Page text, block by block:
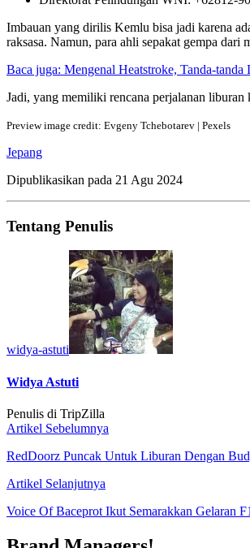
Imbauan yang dirilis Kemlu bisa jadi karena
raksasa. Namun, para ahli sepakat gempa dari
Baca juga: Mengenal Heatstroke, Tanda-tanda
Jadi, yang memiliki rencana perjalanan liburan
Preview image credit: Evgeny Tchebotarev | Pexels
Jepang
Dipublikasikan pada 21 Agu 2024
Tentang Penulis
widya-astuti
Widya Astuti
Penulis di TripZilla
Artikel Sebelumnya
RedDoorz Puncak Untuk Liburan Dengan
Artikel Selanjutnya
Voice Of Baceprot Ikut Semarakkan Gelaran